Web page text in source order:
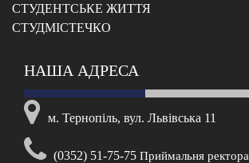
CТУДЕНТСЬКЕ ЖИТТЯ
CТУДМІСТЕЧКО
НАША АДРЕСА
м. Тернопіль, вул. Львівська 11
(0352) 51-75-75 Приймальня ректора